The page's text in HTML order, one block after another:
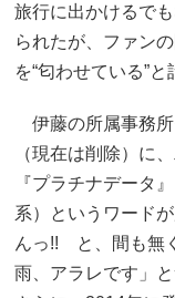
旅行に出かけるで
られたが、ファン
を“匂わせている”と
伊藤の所属事務所
（現在は削除）に
『プラチナデータ
系）というワード
んっ!! と、間も無
雨、アラレです」